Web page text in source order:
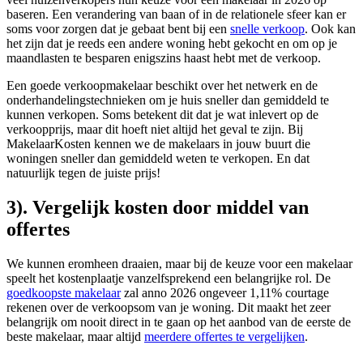
baseren. Een verandering van baan of in de relationele sfeer kan er
soms voor zorgen dat je gebaat bent bij een snelle verkoop. Ook kan
het zijn dat je reeds een andere woning hebt gekocht en om op je
maandlasten te besparen enigszins haast hebt met de verkoop.
Een goede verkoopmakelaar beschikt over het netwerk en de
onderhandelingstechnieken om je huis sneller dan gemiddeld te
kunnen verkopen. Soms betekent dit dat je wat inlevert op de
verkoopprijs, maar dit hoeft niet altijd het geval te zijn. Bij
MakelaarKosten kennen we de makelaars in jouw buurt die
woningen sneller dan gemiddeld weten te verkopen. En dat
natuurlijk tegen de juiste prijs!
3). Vergelijk kosten door middel van
offertes
We kunnen eromheen draaien, maar bij de keuze voor een makelaar
speelt het kostenplaatje vanzelfsprekend een belangrijke rol. De
goedkoopste makelaarzal anno 2026 ongeveer 1,11% courtage
rekenen over de verkoopsom van je woning. Dit maakt het zeer
belangrijk om nooit direct in te gaan op het aanbod van de eerste de
beste makelaar, maar altijd meerdere offertes te vergelijken.